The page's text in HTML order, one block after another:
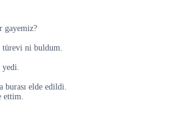
gayemiz?
türevi ni buldum.
yedi.
burası elde edildi.
ettim.